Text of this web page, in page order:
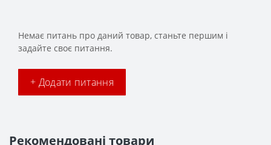
Немає питань про даний товар, станьте першим і
задайте своє питання.
+ Додати питання
Рекомендовані товари